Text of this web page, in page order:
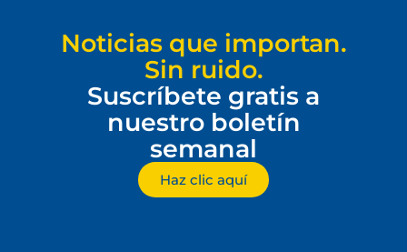
Noticias que importan.
Sin ruido.
Suscríbete gratis a
nuestro boletín
semanal
Haz clic aquí